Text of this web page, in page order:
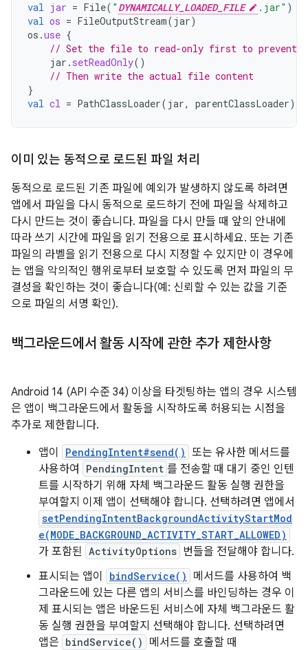
val jar = File( " DYNAMICALLY_LOADED_FILE .jar" )
val os = FileOutputStream( jar)
os .use {
// Set the file to read-only first to prevent
jar . setReadOnly()
// Then write the actual file content
}
val cl = PathClassLoader( jar, parentClassLoader)
이미 있는 동적으로 로드된 파일 처리
동적으로 로드된 기존 파일에 예외가 발생하지 않도록 하려면
앱에서 파일을 다시 동적으로 로드하기 전에 파일을 삭제하고
다시 만드는 것이 좋습니다. 파일을 다시 만들 때 앞의 안내에
따라 쓰기 시간에 파일을 읽기 전용으로 표시하세요. 또는 기존
파일의 라벨을 읽기 전용으로 다시 지정할 수 있지만 이 경우에
는 앱을 악의적인 행위로부터 보호할 수 있도록 먼저 파일의 무
결성을 확인하는 것이 좋습니다(예: 신뢰할 수 있는 값을 기준
으로 파일의 서명 확인).
백그라운드에서 활동 시작에 관한 추가 제한사항
Android 14 (API 수준 34) 이상을 타겟팅하는 앱의 경우 시스템
은 앱이 백그라운드에서 활동을 시작하도록 허용되는 시점을
추가로 제한합니다.
앱이
PendingIntent#send()
또는 유사한 메서드를
사용하여
PendingIntent 를 전송할 때 대기 중인 인텐
트를 시작하기 위해 자체 백그라운드 활동 실행 권한을
부여할지 이제 앱이 선택해야 합니다. 선택하려면 앱에서
setPendingIntentBackgroundActivityStartMod
e(MODE_BACKGROUND_ACTIVITY_START_ALLOWED)
가 포함된 ActivityOptions 번들을 전달해야 합니다.
표시되는 앱이
bindService()
메서드를 사용하여 백
그라운드에 있는 다른 앱의 서비스를 바인딩하는 경우 이
제 표시되는 앱은 바운드된 서비스에 자체 백그라운드 활
동 실행 권한을 부여할지 선택해야 합니다. 선택하려면
앱은 bindService() 메서드를 호출할 때